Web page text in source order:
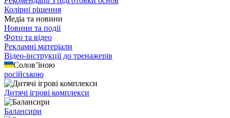
Колірні рішення
Медіа та новини
Новини та події
Фото та відео
Рекламні матеріали
Відео-інструкції до тренажерів
Солов’їною
російською
Дитячі ігрові комплекси
Балансири